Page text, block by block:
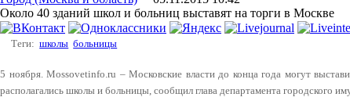
Около 40 зданий школ и больниц выставят на торги в Москве
Теги: школы больницы
5 ноября. Mossovetinfo.ru – Московские власти до конца года могут
располагались школы и больницы, сообщил глава департамента городского